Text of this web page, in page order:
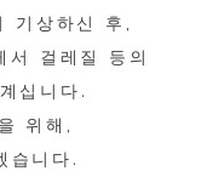
기상하신 후,
서 걸레질 등의
십니다.
위해,
습니다.